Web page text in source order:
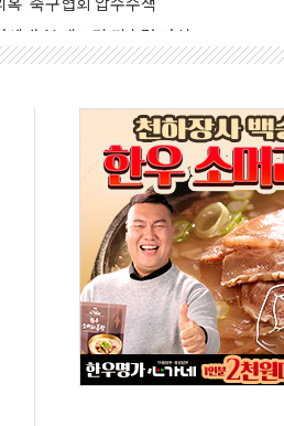
대 AI 메모리 기술력 과시
고단열 인테리어 관심 급증"
찬 대표, 자사주 매수
최대 실적에 13%대 급등
확대…신규 항공사 진입길 열려
'생활파킹통장' 출시
는 트럼프...당내선 "안 먹힌다" 균열
'국제보훈컨퍼런스'… 한미동맹 상징성
도 전력망 구축 계약
적절 발언 논란 사과…"재발 방지 모든
S7 모두 '파란불'